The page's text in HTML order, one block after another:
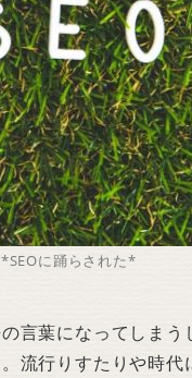
*SEOに踊らされた*
言葉になってしまう
流行りすたりや時代